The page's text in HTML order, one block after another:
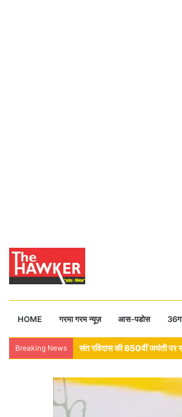
HOME गरमा गरम न्यूज़ आस-पडोस
Breaking News संत रविदास की 650वीं जयंती पर